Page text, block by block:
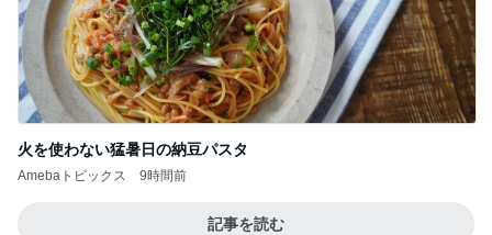
火を使わない猛暑日の納豆パスタ
Amebaトピックス 9時間前
記事を読む